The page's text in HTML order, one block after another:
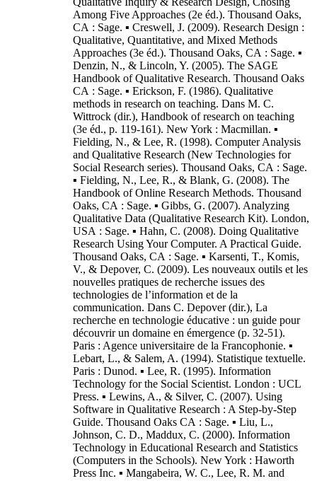
Among Five Approaches (2e éd.). Thousand Oaks,
CA : Sage. ▪ Creswell, J. (2009). Research Design :
Qualitative, Quantitative, and Mixed Methods
Approaches (3e éd.). Thousand Oaks, CA : Sage. ▪
Denzin, N., & Lincoln, Y. (2005). The SAGE
Handbook of Qualitative Research. Thousand Oaks
CA : Sage. ▪ Erickson, F. (1986). Qualitative
methods in research on teaching. Dans M. C.
Wittrock (dir.), Handbook of research on teaching
(3e éd., p. 119-161). New York : Macmillan. ▪
Fielding, N., & Lee, R. (1998). Computer Analysis
and Qualitative Research (New Technologies for
Social Research series). Thousand Oaks, CA : Sage.
▪ Fielding, N., Lee, R., & Blank, G. (2008). The
Handbook of Online Research Methods. Thousand
Oaks, CA : Sage. ▪ Gibbs, G. (2007). Analyzing
Qualitative Data (Qualitative Research Kit). London,
USA : Sage. ▪ Hahn, C. (2008). Doing Qualitative
Research Using Your Computer. A Practical Guide.
Thousand Oaks, CA : Sage. ▪ Karsenti, T., Komis,
V., & Depover, C. (2009). Les nouveaux outils et les
nouvelles pratiques de recherche issues des
technologies de l’information et de la
communication. Dans C. Depover (dir.), La
recherche en technologie éducative : un guide pour
découvrir un domaine en émergence (p. 32-51).
Paris : Agence universitaire de la Francophonie. ▪
Lebart, L., & Salem, A. (1994). Statistique textuelle.
Paris : Dunod. ▪ Lee, R. (1995). Information
Technology for the Social Scientist. London : UCL
Press. ▪ Lewins, A., & Silver, C. (2007). Using
Software in Qualitative Research : A Step-by-Step
Guide. Thousand Oaks CA : Sage. ▪ Liu, L.,
Johnson, C. D., Maddux, C. (2000). Information
Technology in Educational Research and Statistics
(Computers in the Schools). New York : Haworth
Press Inc. ▪ Mangabeira, W. C., Lee, R. M. and